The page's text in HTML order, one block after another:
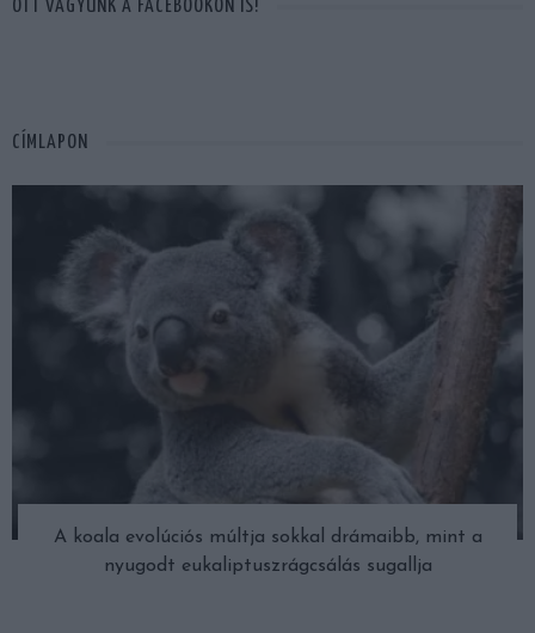
OTT VAGYUNK A FACEBOOKON IS!
CÍMLAPON
A koala evolúciós múltja sokkal drámaibb, mint a
nyugodt eukaliptuszrágcsálás sugallja